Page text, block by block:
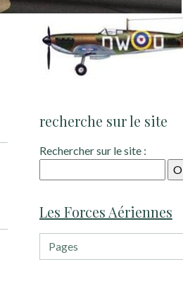
recherche sur le site
Rechercher sur le site :
Les Forces Aériennes